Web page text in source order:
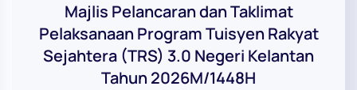
Majlis Pelancaran dan Taklimat
Pelaksanaan Program Tuisyen Rakyat
Sejahtera (TRS) 3.0 Negeri Kelantan
Tahun 2026M/1448H